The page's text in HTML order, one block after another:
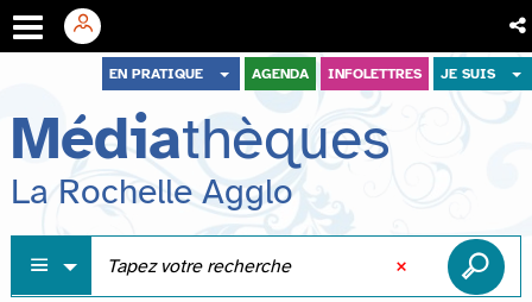
menu
contenu
recherche
EN PRATIQUE AGENDA INFOLETTRES JE SUIS
Médiathèques
La Rochelle Agglo